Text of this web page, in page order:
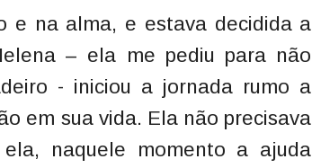
e na alma, e estava decidida a
– ela me pediu para não
- iniciou a jornada rumo a
em sua vida. Ela não precisava
naquele momento a ajuda